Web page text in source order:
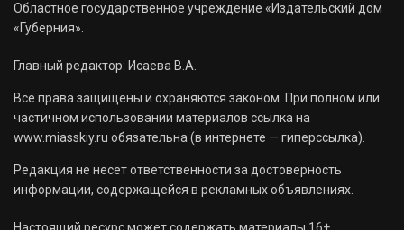
Областное государственное учреждение «Издательский дом
«Губерния».
Главный редактор: Исаева В.А.
Все права защищены и охраняются законом. При полном или
частичном использовании материалов ссылка на
www.miasskiy.ru обязательна (в интернете — гиперссылка).
Редакция не несет ответственности за достоверность
информации, содержащейся в рекламных объявлениях.